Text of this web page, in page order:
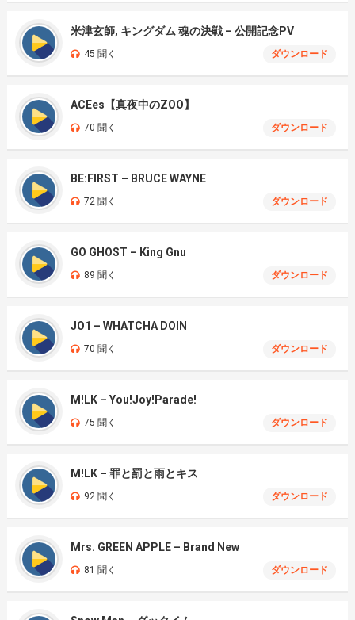
米津玄師, キングダム 魂の決戦 – 公開記念PV
45 聞く ダウンロード
ACEes【真夜中のZOO】
70 聞く ダウンロード
BE:FIRST – BRUCE WAYNE
72 聞く ダウンロード
GO GHOST – King Gnu
89 聞く ダウンロード
JO1 – WHATCHA DOIN
70 聞く ダウンロード
M!LK – You!Joy!Parade!
75 聞く ダウンロード
M!LK – 罪と罰と雨とキス
92 聞く ダウンロード
Mrs. GREEN APPLE – Brand New
81 聞く ダウンロード